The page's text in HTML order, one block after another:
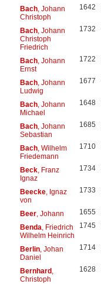
Bach, Johann
Christoph
1642
Bach, Johann
Christoph
Friedrich
1732
Bach, Johann
Ernst
1722
Bach, Johann
Ludwig
1677
Bach, Johann
Michael
1648
Bach, Johann
Sebastian
1685
Bach, Wilhelm
Friedemann
1710
Beck, Franz
Ignaz
1734
Beecke, Ignaz
von
1733
Beer, Johann 1655
Benda , Friedrich
Wilhelm Heinrich
1745
Berlin, Johan
Daniel
1714
Bernhard,
Christoph
1628